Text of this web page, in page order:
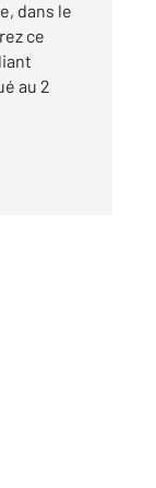
dans le
ce
au 2